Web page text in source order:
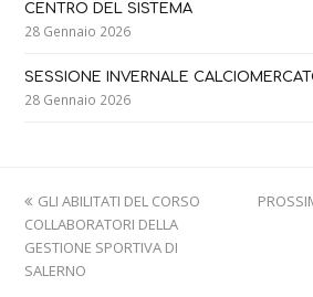
CENTRO DEL SISTEMA
28 Gennaio 2026
SESSIONE INVERNALE
28 Gennaio 2026
previous
post:
GLI ABILITATI DEL CORSO
COLLABORATORI DELLA
GESTIONE SPORTIVA DI
SALERNO
next